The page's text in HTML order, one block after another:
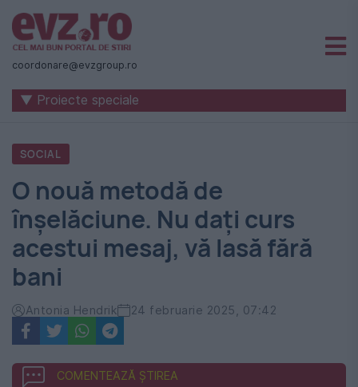
Știri
naționale
internaționale
România
-
Evenimentul
Zilei
coordonare@evzgroup.ro
▼ Proiecte speciale
SOCIAL
O nouă metodă de
înșelăciune. Nu dați curs
acestui mesaj, vă lasă fără
bani
Antonia Hendrik 24 februarie 2025, 07:42
COMENTEAZĂ ȘTIREA